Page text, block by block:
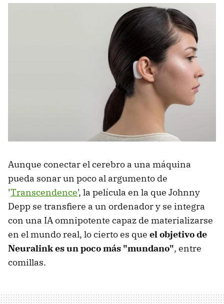
Aunque conectar el cerebro a una máquina
pueda sonar un poco al argumento de
'Transcendence', la película en la que Johnny
Depp se transfiere a un ordenador y se integra
con una IA omnipotente capaz de materializarse
en el mundo real, lo cierto es que el objetivo de
Neuralink es un poco más "mundano", entre
comillas.